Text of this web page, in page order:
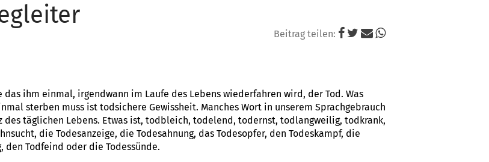
Beitrag teilen:
ihm einmal, irgendwann im Laufe des Lebens wiederfahren wird, der Tod. Was
sterben muss ist todsichere Gewissheit. Manches Wort in unserem Sprachgebrauch
täglichen Lebens. Etwas ist, todbleich, todelend, todernst, todlangweilig, todkrank,
die Todesanzeige, die Todesahnung, das Todesopfer, den Todeskampf, die
den Todfeind oder die Todessünde.